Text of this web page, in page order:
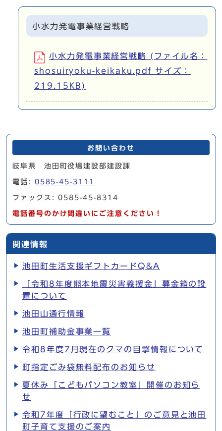
小水力発電事業経営戦略
小水力発電事業経営戦略 (ファイル名：
shosuiryoku-keikaku.pdf サイズ：
219.15KB)
お問い合わせ
岐阜県 池田町役場建設部建設課
電話: 0585-45-3111
ファックス: 0585-45-8314
電話番号のかけ間違いにご注意ください！
関連情報
池田町生活支援ギフトカードQ&A
「令和8年度熊本地震災害義援金」募金箱の設
置について
池田山通行情報
池田町補助金事業一覧
令和8年度7月現在のクマの目撃情報について
町指定ごみ袋無料配布のお知らせ
夏休み「こどもパソコン教室」開催のお知ら
せ
令和7年度「行政に望むこと」のご意見と池田
町子育て支援のご案内